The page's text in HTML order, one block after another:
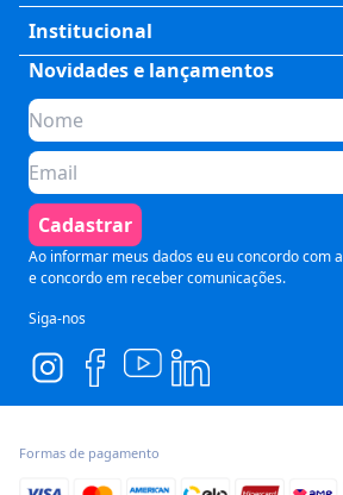
Humanas
Saúde
Tecnologia
Preparatórios
Comunicação
Pós Graduação
Meus Cursos
Fale Conosco
Perguntas Frequentes
Formas de Pagamento
Política de Cancelamento
Termos de Uso
Segurança e Privacidade
Institucional
Quem somos
Planos de assinatura
Para Empresas
Seja um parceiro
Blog
Novidades e lançamentos
Cadastrar
Ao informar meus dados eu eu concordo com a
e concordo em receber comunicações.
Siga-nos
Formas de pagamento